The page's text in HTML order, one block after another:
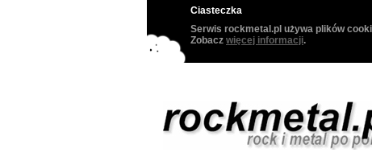
Ciasteczka
Serwis rockmetal.pl używa plików
Zobacz więcej informacji.